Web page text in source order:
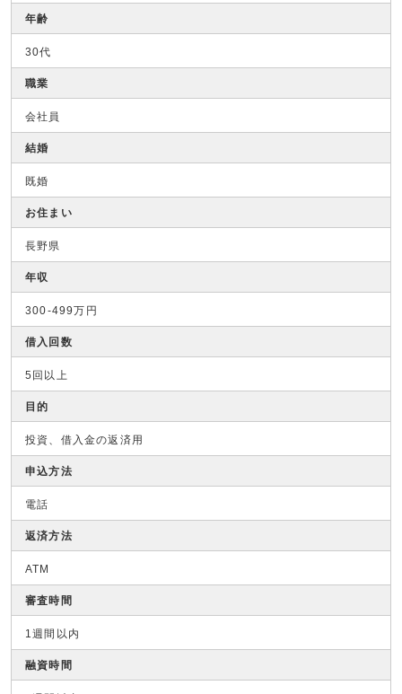
年齢
30代
職業
会社員
結婚
既婚
お住まい
長野県
年収
300-499万円
借入回数
5回以上
目的
投資、借入金の返済用
申込方法
電話
返済方法
ATM
審査時間
1週間以内
融資時間